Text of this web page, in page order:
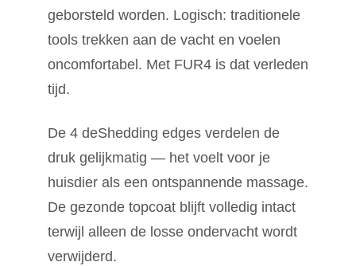
geborsteld worden. Logisch: traditionele
tools trekken aan de vacht en voelen
oncomfortabel. Met FUR4 is dat verleden
tijd.
De 4 deShedding edges verdelen de
druk gelijkmatig — het voelt voor je
huisdier als een ontspannende massage.
De gezonde topcoat blijft volledig intact
terwijl alleen de losse ondervacht wordt
verwijderd.